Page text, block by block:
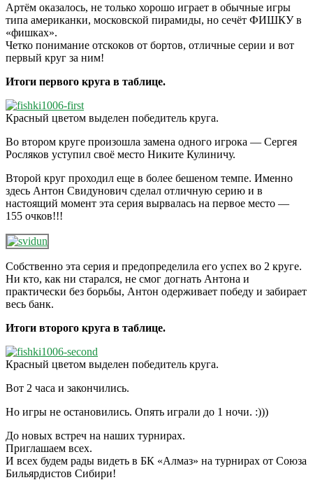
Артём оказалось, не только хорошо играет в обычные игры
типа американки, московской пирамиды, но сечёт ФИШКУ в
«фишках».
Четко понимание отскоков от бортов, отличные серии и вот
первый круг за ним!
Итоги первого круга в таблице.
Красный цветом выделен победитель круга.
Во втором круге произошла замена одного игрока — Сергея
Росляков уступил своё место Никите Кулиничу.
Второй круг проходил еще в более бешеном темпе. Именно
здесь Антон Свидунович сделал отличную серию и в
настоящий момент эта серия вырвалась на первое место —
155 очков!!!
Собственно эта серия и предопределила его успех во 2 круге.
Ни кто, как ни старался, не смог догнать Антона и
практически без борьбы, Антон одерживает победу и забирает
весь банк.
Итоги второго круга в таблице.
Красный цветом выделен победитель круга.
Вот 2 часа и закончились.
Но игры не остановились. Опять играли до 1 ночи. :)))
До новых встреч на наших турнирах.
Приглашаем всех.
И всех будем рады видеть в БК «Алмаз» на турнирах от Союза
Бильярдистов Сибири!